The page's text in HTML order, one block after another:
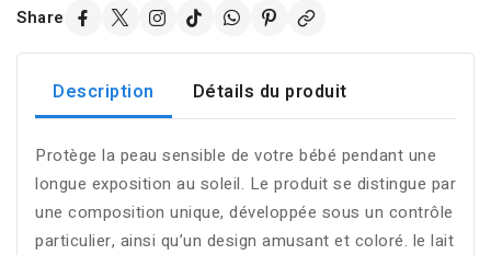
Share
Description Détails du produit
Protège la peau sensible de votre bébé pendant une
longue exposition au soleil. Le produit se distingue par
une composition unique, développée sous un contrôle
particulier, ainsi qu’un design amusant et coloré. le lait